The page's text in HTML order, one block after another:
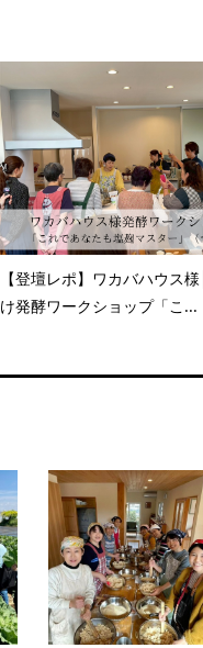
【登壇レポ】ワカバハウス
け発酵ワークショップ「こ...